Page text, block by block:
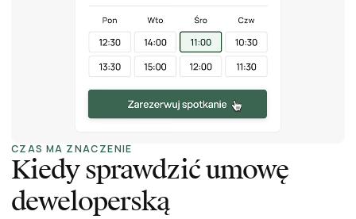
CZAS MA ZNACZENIE
Kiedy sprawdzić umowę
deweloperską